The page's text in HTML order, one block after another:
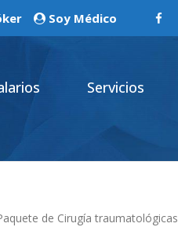
Soy Médico
Servicios
de Cirugía traumatológicas